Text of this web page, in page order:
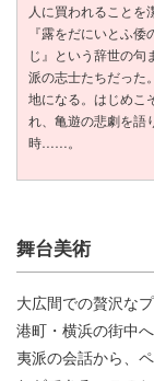
人に買われることを
『露をだにいとふ
じ』という辞世の句
派の志士たちだった
地になる。はじめこ
れ、亀遊の悲劇を語
時……。
舞台美術
大広間での贅沢な
港町・横浜の街中
夷派の会話から、